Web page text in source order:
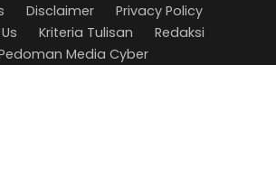
Disclaimer
Privacy Policy
Kriteria Tulisan
Redaksi
Media Cyber